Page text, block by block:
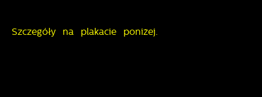
Szczegóły na plakacie poniżej.